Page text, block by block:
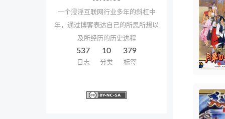
一个浸淫互联网行业多年的斜杠中
年，通过博客表达自己的所思所想以
及所经历的历史进程
537
日志
10
分类
379
标签